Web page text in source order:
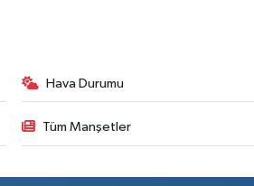
Hava Durumu
Tüm Manşetler